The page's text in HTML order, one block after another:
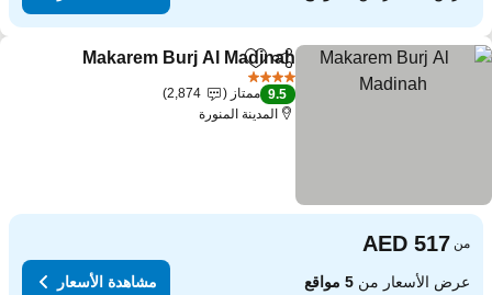
مشاركةAdd to favorites
Makarem Burj Al Madinah
9.5 ممتاز
2,874
المدينة المنورة
من
عرض الأسعار من5 مواقع مشاهدة الأسعار